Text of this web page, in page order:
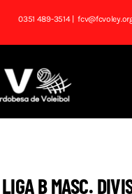
0351 489-3514|
B MASC.